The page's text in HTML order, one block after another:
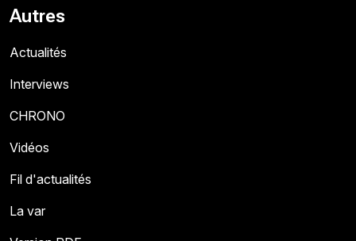
Autres
Actualités
Interviews
CHRONO
Vidéos
Fil d'actualités
La var